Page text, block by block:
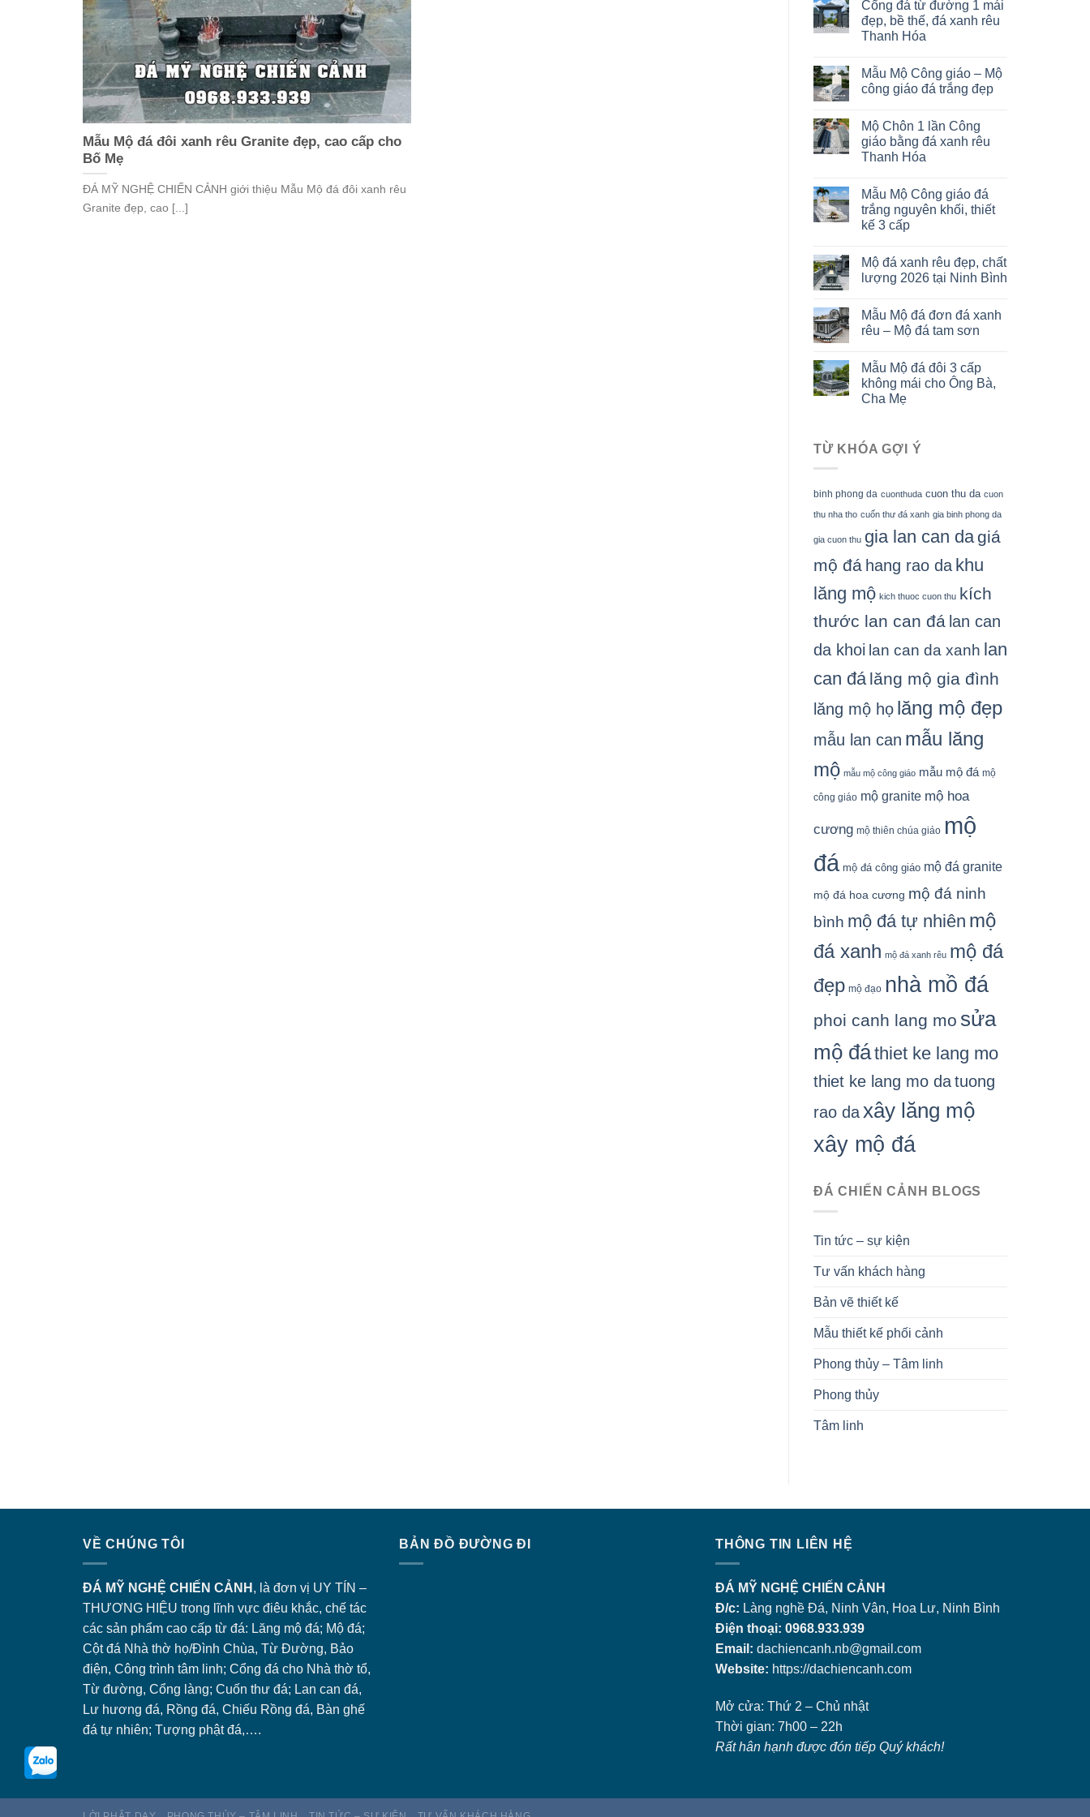
Mẫu Mộ đá đôi xanh rêu Granite đẹp, cao cấp cho
Bố Mẹ
ĐÁ MỸ NGHỆ CHIẾN CẢNH giới thiệu Mẫu Mộ đá đôi xanh rêu
Granite đẹp, cao [...]
Cổng đá từ đường 1 mái
đẹp, bề thế, đá xanh rêu
Thanh Hóa
Mẫu Mộ Công giáo – Mộ
công giáo đá trắng đẹp
Mộ Chôn 1 lần Công
giáo bằng đá xanh rêu
Thanh Hóa
Mẫu Mộ Công giáo đá
trắng nguyên khối, thiết
kế 3 cấp
Mộ đá xanh rêu đẹp, chất
lượng 2026 tại Ninh Bình
Mẫu Mộ đá đơn đá xanh
rêu – Mộ đá tam sơn
Mẫu Mộ đá đôi 3 cấp
không mái cho Ông Bà,
Cha Mẹ
TỪ KHÓA GỢI Ý
binh phong da cuonthuda cuon thu da cuon
thu nha tho cuốn thư đá xanh gia binh phong da
gia cuon thu gia lan can dagiá
mộ đá hang rao da khu
lăng mộ kich thuoc cuon thu kích
thước lan can đá lan can
da khoi lan can da xanh lan
can đá lăng mộ gia đình
lăng mộ họ lăng mộ đẹp
mẫu lan can mẫu lăng
mộ mẫu mộ công giáo mẫu mộ đá mộ
công giáo mộ granite mộ hoa
cương mộ thiên chúa giáo mộ
đá mộ đá công giáo mộ đá granite
mộ đá hoa cương mộ đá ninh
bình mộ đá tự nhiên mộ
đá xanh mộ đá xanh rêu mộ đá
đẹp mộ đạo nhà mồ đá
phoi canh lang mo sửa
mộ đáthiet ke lang mo
thiet ke lang mo datuong
rao daxây lăng mộ
xây mộ đá
ĐÁ CHIẾN CẢNH BLOGS
Tin tức – sự kiện
Tư vấn khách hàng
Bản vẽ thiết kế
Mẫu thiết kế phối cảnh
Phong thủy – Tâm linh
Phong thủy
Tâm linh
VỀ CHÚNG TÔI
ĐÁ MỸ NGHỆ CHIẾN CẢNH , là đơn vị UY TÍN –
THƯƠNG HIỆU trong lĩnh vực điêu khắc, chế tác
các sản phẩm cao cấp từ đá: Lăng mộ đá; Mộ đá;
Cột đá Nhà thờ họ/Đình Chùa, Từ Đường, Bảo
điện, Công trình tâm linh; Cổng đá cho Nhà thờ tổ,
Từ đường, Cổng làng; Cuốn thư đá; Lan can đá,
Lư hương đá, Rồng đá, Chiếu Rồng đá, Bàn ghế
đá tự nhiên; Tượng phật đá,….
BẢN ĐỒ ĐƯỜNG ĐI THÔNG TIN LIÊN HỆ
ĐÁ MỸ NGHỆ CHIẾN CẢNH
Đ/c: Làng nghề Đá, Ninh Vân, Hoa Lư, Ninh Bình
Điện thoại: 0968.933.939
Email: dachiencanh.nb@gmail.com
Website: https://dachiencanh.com
Mở cửa: Thứ 2 – Chủ nhật
Thời gian: 7h00 – 22h
Rất hân hạnh được đón tiếp Quý khách!